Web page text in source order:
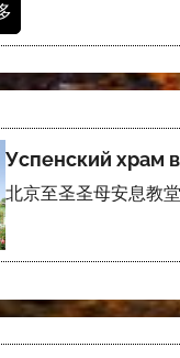
Успенский храм
北京至圣圣母安息教堂